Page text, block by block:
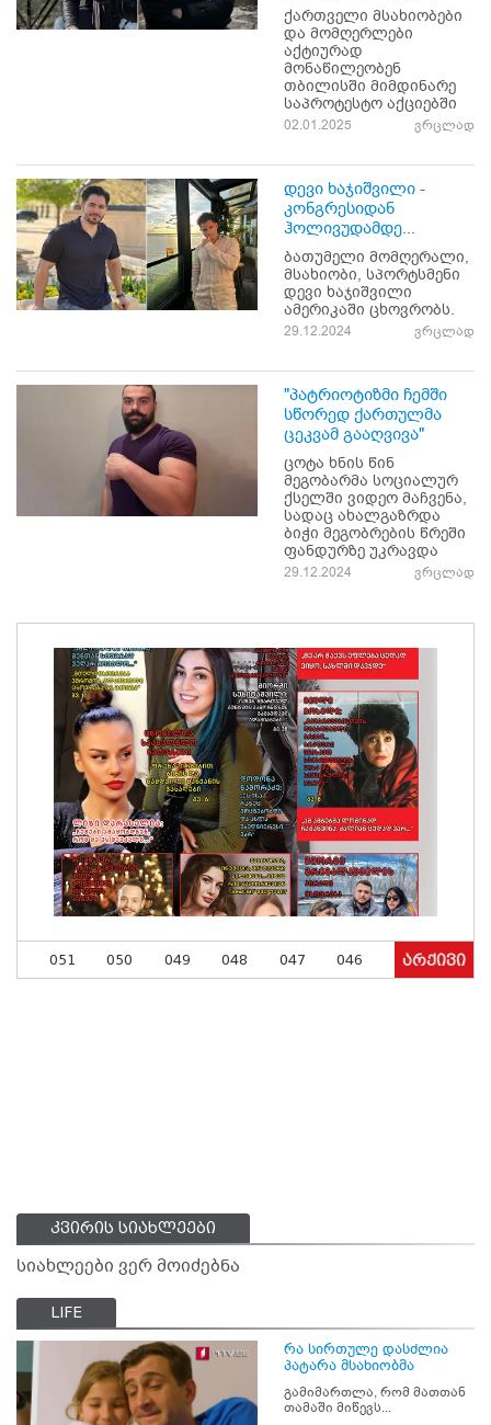
ქართველი მსახიობები
და მომღერლები
აქტიურად
მონაწილეობენ
თბილისში მიმდინარე
საპროტესტო აქციებში
02.01.2025 ვრცლად
დევი ხაჯიშვილი -
კონგრესიდან
ჰოლივუდამდე...
ბათუმელი მომღერალი,
მსახიობი, სპორტსმენი
დევი ხაჯიშვილი
ამერიკაში ცხოვრობს.
29.12.2024 ვრცლად
"პატრიოტიზმი ჩემში
სწორედ ქართულმა
ცეკვამ გააღვივა"
ცოტა ხნის წინ
მეგობარმა სოციალურ
ქსელში ვიდეო მაჩვენა,
სადაც ახალგაზრდა
ბიჭი მეგობრების წრეში
ფანდურზე უკრავდა
29.12.2024 ვრცლად
051 050 049 048 047 046 არქივი
კვირის სიახლეები
სიახლეები ვერ მოიძებნა
LIFE
რა სირთულე დასძლია
პატარა მსახიობმა
გამიმართლა, რომ მათთან
თამაში მიწევს...